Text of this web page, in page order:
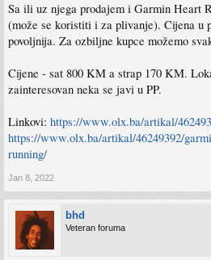
Sa ili uz njega prodajem i Garmin Heart
(može se koristiti i za plivanje). Cijena u
povoljnija. Za ozbiljne kupce možemo
Cijene - sat 800 KM a strap 170 KM.
zainteresovan neka se javi u PP.
Linkovi: https://www.olx.ba/artikal/
https://www.olx.ba/artikal/46249392/
running/
Jan 8, 2022
bhd
Veteran foruma